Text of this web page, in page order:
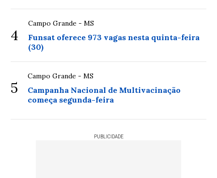
4
Campo Grande - MS
Funsat oferece 973 vagas nesta quinta-feira
(30)
5
Campo Grande - MS
Campanha Nacional de Multivacinação
começa segunda-feira
PUBLICIDADE